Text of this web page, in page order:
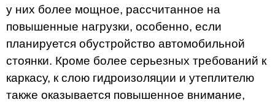
у них более мощное, рассчитанное на
повышенные нагрузки, особенно, если
планируется обустройство автомобильной
стоянки. Кроме более серьезных требований к
каркасу, к слою гидроизоляции и утеплителю
также оказывается повышенное внимание,